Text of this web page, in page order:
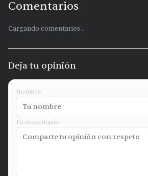
Comentarios
Cargando comentarios...
Deja tu opinión
Nombre
Tu comentario